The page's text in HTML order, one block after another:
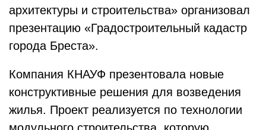
архитектуры и строительства» организовал
презентацию «Градостроительный кадастр
города Бреста».
Компания КНАУФ презентовала новые
конструктивные решения для возведения
жилья. Проект реализуется по технологии